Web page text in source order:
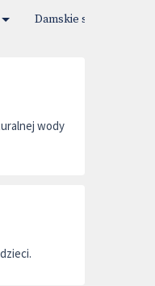
Damskie sprawy
wody